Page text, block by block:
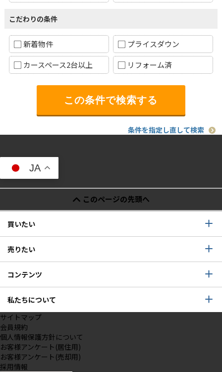
こだわりの条件
新着物件
プライスダウン
カースペース2台以上
リフォーム済
条件を指定し直して検索
JA
このページの先頭へ
買いたい
売りたい
コンテンツ
私たちについて
サイトマップ
会員規約
個人情報保護方針について
お客様アンケート(居住用)
お客様アンケート(売却用)
採用情報